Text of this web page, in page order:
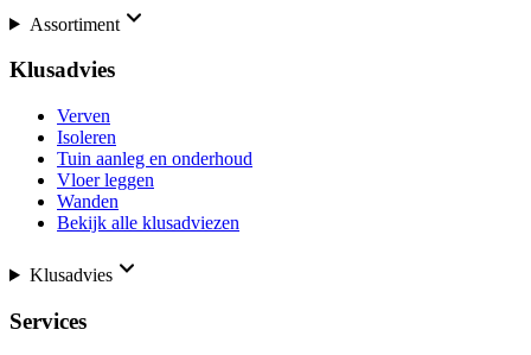
Assortiment
Klusadvies
Verven
Isoleren
Tuin aanleg en onderhoud
Vloer leggen
Wanden
Bekijk alle klusadviezen
Klusadvies
Services